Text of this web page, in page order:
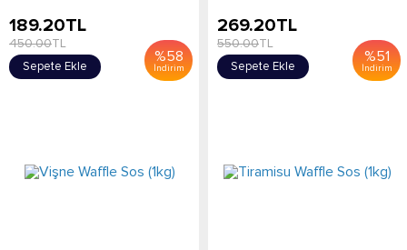
%58
İndirim
189.20TL
450.00TL
Sepete Ekle
%51
İndirim
269.20TL
550.00TL
Sepete Ekle